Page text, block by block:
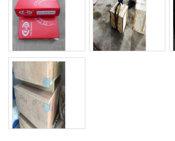
Thông số kỹ thuật
Xem chi tiết
Thông số kỹ thuật
Xem chi tiết
Vòng bi máy bơm
nước
Mã SP: F&D - Z2V2
Thông số kỹ thuật
Xem chi tiết